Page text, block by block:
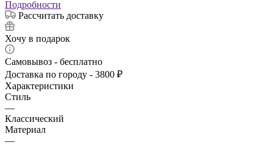
Подробности
Рассчитать доставку
Хочу в подарок
Самовывоз - бесплатно
Доставка по городу - 3800 ₽
Характеристики
Стиль
—
Классический
Материал
—